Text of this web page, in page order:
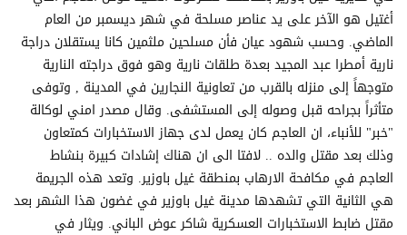
أغتيل هو الآخر على يد عناصر مسلحة في شهر ديسمبر من العام
الماضي. وحسب شهود عيان فأن مسلحين ملثمين كانا يستقلان دراجة
نارية أمطرا عبد المجيد بعدة طلقات نارية وهو فوق دراجته النارية
متوجهاً إلى منزله بالقرب من تعاونية النجارين في المدينة , وتوفى
متأثراً بجراحه قبل وصوله إلى المستشفى. وقال مصدر امني لوكالة
"خبر" للأنباء، ان العاجم كان يعمل لدى جهاز الاستخبارات كمتعاون
وذلك بعد مقتل والده .. لافتا الى ان هناك إشادات كبيرة بنشاط
العاجم في مكافحة الارهاب بمنطقة غيل باوزير. وتعد هذه الجريمة
هي الثانية التي تشهدها مدينة غيل باوزير في غضون هذا الشهر بعد
مقتل ضابط الاستخبارات العسكرية شاكر عوض الباني. ويثار في